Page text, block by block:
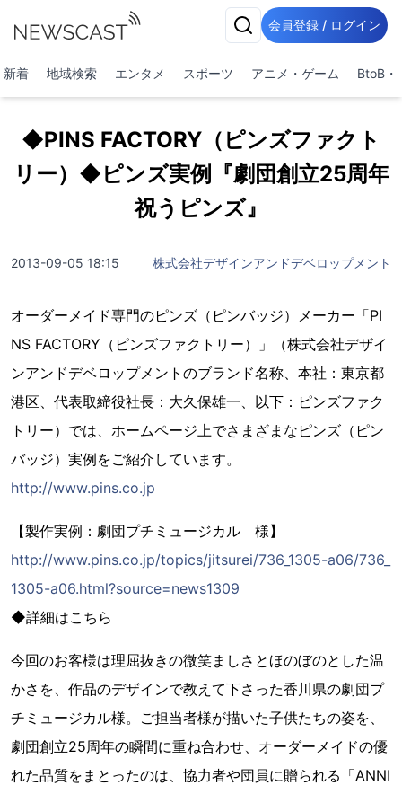
会員登録 / ログイン
新着 地域検索 エンタメ スポーツ アニメ・ゲーム BtoB・
◆PINS FACTORY（ピンズファクト
リー）◆ピンズ実例『劇団創立25周年
祝うピンズ』
2013-09-05 18:15 株式会社デザインアンドデベロップメント
オーダーメイド専門のピンズ（ピンバッジ）メーカー「PI
NS FACTORY（ピンズファクトリー）」（株式会社デザイ
ンアンドデベロップメントのブランド名称、本社：東京都
港区、代表取締役社長：大久保雄一、以下：ピンズファク
トリー）では、ホームページ上でさまざまなピンズ（ピン
バッジ）実例をご紹介しています。
http://www.pins.co.jp
【製作実例：劇団プチミュージカル 様】
http://www.pins.co.jp/topics/jitsurei/736_1305-a06/736_
1305-a06.html?source=news1309
◆詳細はこちら
今回のお客様は理屈抜きの微笑ましさとほのぼのとした温
かさを、作品のデザインで教えて下さった香川県の劇団プ
チミュージカル様。ご担当者様が描いた子供たちの姿を、
劇団創立25周年の瞬間に重ね合わせ、オーダーメイドの優
れた品質をまとったのは、協力者や団員に贈られる「ANNI